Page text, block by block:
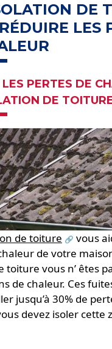
DE
LES
LES PERTES DE
DE
de toiture
vous
de votre
toiture vous n’ êtes
de chaleur. Ces
jusqu’à 30% de
devez isoler cette